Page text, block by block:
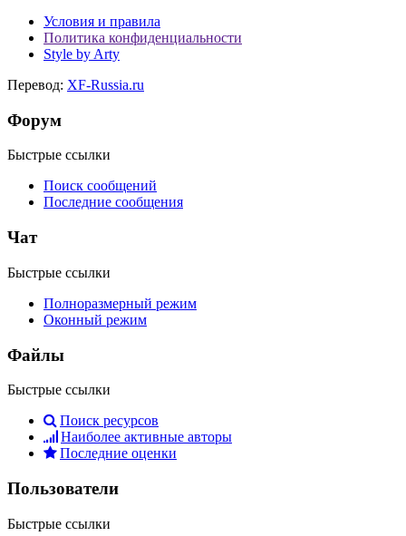
Условия и правила
Политика конфиденциальности
Style by Arty
Перевод: XF-Russia.ru
Форум
Быстрые ссылки
Поиск сообщений
Последние сообщения
Чат
Быстрые ссылки
Полноразмерный режим
Оконный режим
Файлы
Быстрые ссылки
Поиск ресурсов
Наиболее активные авторы
Последние оценки
Пользователи
Быстрые ссылки